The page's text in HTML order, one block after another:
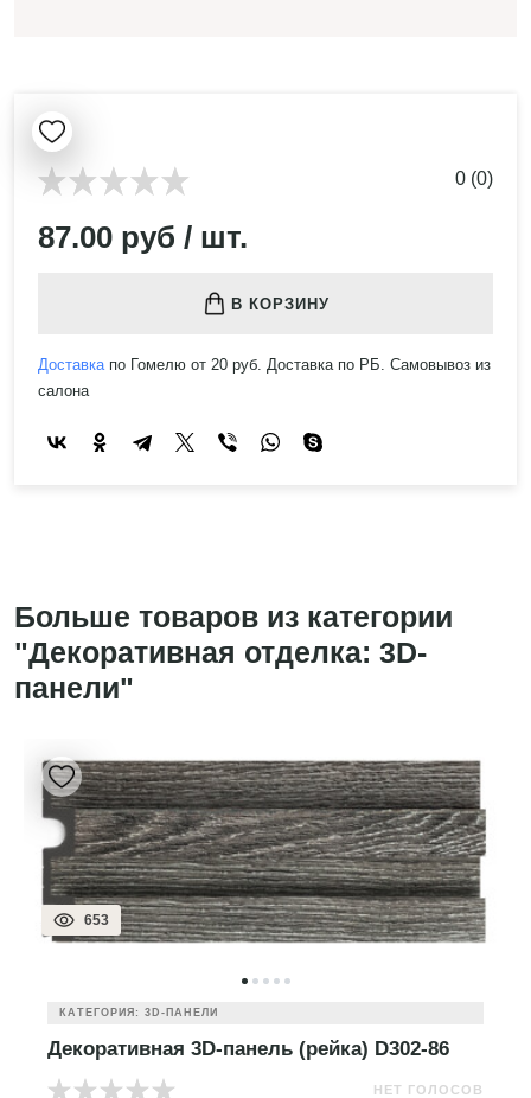
0 (0)
87.00 руб / шт.
В КОРЗИНУ
Доставкапо Гомелю от 20 руб. Доставка по РБ. Самовывоз из
салона
Больше товаров из категории
"Декоративная отделка: 3D-
панели"
653
КАТЕГОРИЯ: 3D-ПАНЕЛИ
Декоративная 3D-панель (рейка) D302-86
НЕТ ГОЛОСОВ